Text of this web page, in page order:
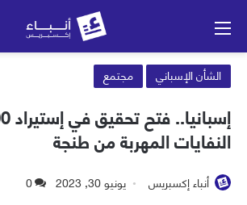
الشأن الإسباني مجتمع
النفايات المهربة من طنجة
أنباء إكسبريس يونيو 30, 2023 0